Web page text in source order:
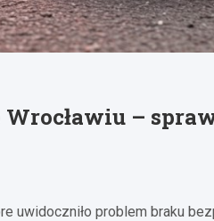
–
uwidoczniło problem braku